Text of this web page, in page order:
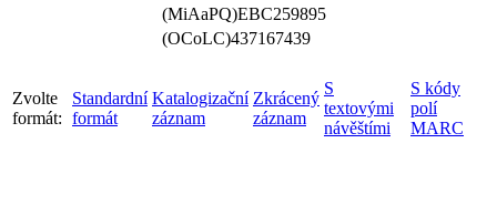
(MiAaPQ)EBC259895
(OCoLC)437167439
Zvolte
formát:
Standardní
formát
Katalogizační
záznam
Zkrácený
záznam
S
textovými
návěštími
S kódy
polí
MARC